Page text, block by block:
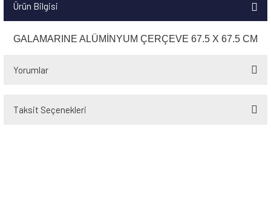
Ürün Bilgisi
GALAMARINE ALÜMİNYUM ÇERÇEVE 67.5 X 67.5 CM
Yorumlar
Taksit Seçenekleri